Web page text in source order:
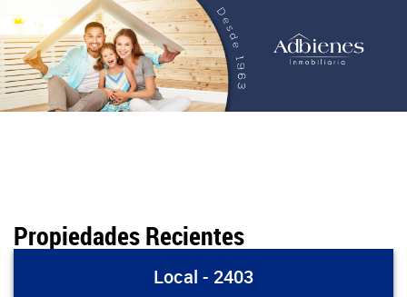
Propiedades Recientes
Local - 2403